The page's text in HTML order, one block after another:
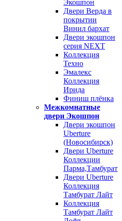
Экошпон
Двери Верда в
покрытии
Винил бархат
Двери экошпон
серия NEXT
Коллекция
Техно
Эмалекс
Коллекция
Ирида
Финиш плёнка
Межкомнатные
двери Экошпон
Двери экошпон
Uberture
(Новосибирск)
Двери Uberture
Коллекции
Парма,Тамбурат
Двери Uberture
Коллекция
Тамбурат Лайт
Коллекция
Тамбурат Лайт